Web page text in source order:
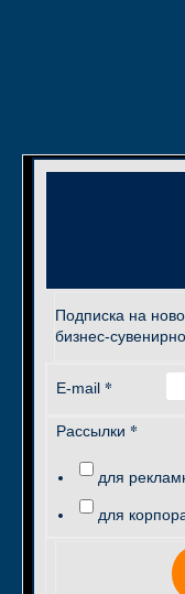
Подписка на
бизнес-
E-mail *
Рассылки *
для
для